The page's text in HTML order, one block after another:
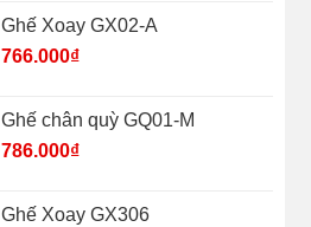
Ghế Xoay GX02-A
766.000₫
Ghế chân quỳ GQ01-M
786.000₫
Ghế Xoay GX306